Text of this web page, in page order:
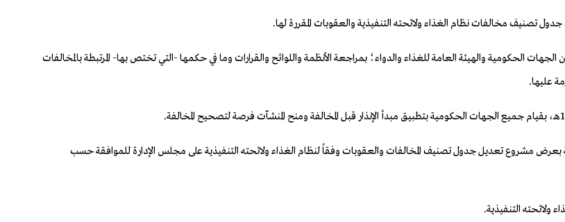
الكريم رقم (32043) وتاريخ 5/‏5‏/1444هـ، بقيام عدد من الجهات الحكومية والهيئة العامة للغذاء والدواء؛ بمراجعة الأنظمة واللوائح والقرارات وما في حكمها -التي تختص بها- المرتبطة بالمخالفات
عليها.
اللجنة التنفيذية رقم (6/ذ/27) وتاريخ 29/ 5/ 1446هـ، بالتوصية بعرض مشروع تعديل جدول تصنيف المخالفات والعقوبات وفقاً لنظام الغذاء ولائحته التنفيذية على مجلس الإدارة للموافقة حسب
ولائحته التنفيذية.